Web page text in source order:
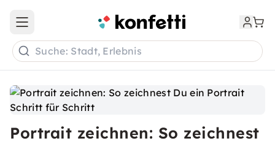
Portrait zeichnen: So zeichnest
Open main menu
Suche: Stadt, Erlebnis